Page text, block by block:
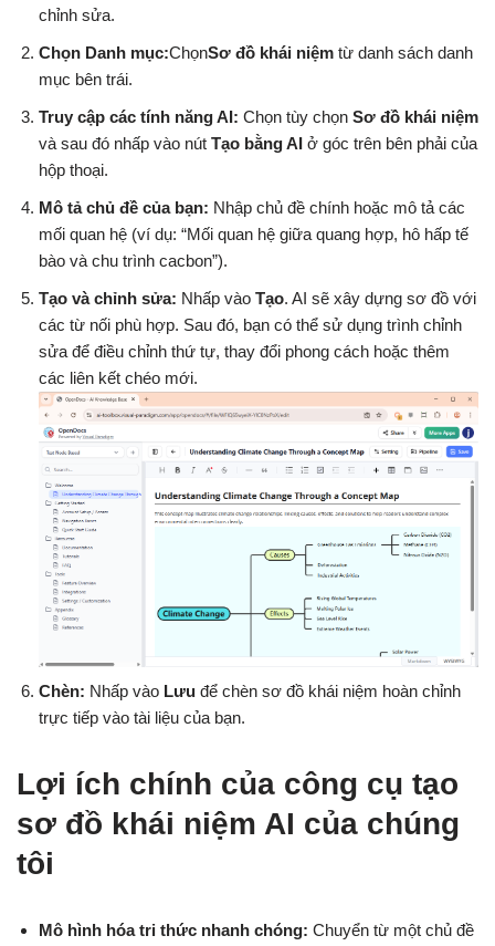
chỉnh sửa.
Chọn Danh mục:ChọnSơ đồ khái niệm từ danh sách danh
mục bên trái.
Truy cập các tính năng AI: Chọn tùy chọn Sơ đồ khái niệm
và sau đó nhấp vào nút Tạo bằng AI ở góc trên bên phải của
hộp thoại.
Mô tả chủ đề của bạn: Nhập chủ đề chính hoặc mô tả các
mối quan hệ (ví dụ: “Mối quan hệ giữa quang hợp, hô hấp tế
bào và chu trình cacbon”).
Tạo và chỉnh sửa: Nhấp vào Tạo. AI sẽ xây dựng sơ đồ với
các từ nối phù hợp. Sau đó, bạn có thể sử dụng trình chỉnh
sửa để điều chỉnh thứ tự, thay đổi phong cách hoặc thêm
các liên kết chéo mới.
Chèn: Nhấp vào Lưu để chèn sơ đồ khái niệm hoàn chỉnh
trực tiếp vào tài liệu của bạn.
Lợi ích chính của công cụ tạo
sơ đồ khái niệm AI của chúng
tôi
Mô hình hóa tri thức nhanh chóng: Chuyển từ một chủ đề